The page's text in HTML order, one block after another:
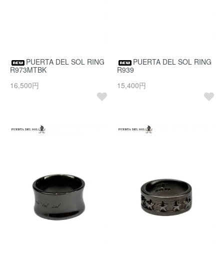
PUERTA DEL SOL RING
R973MTBK
16,500円
PUERTA DEL SOL RING
R939
15,400円